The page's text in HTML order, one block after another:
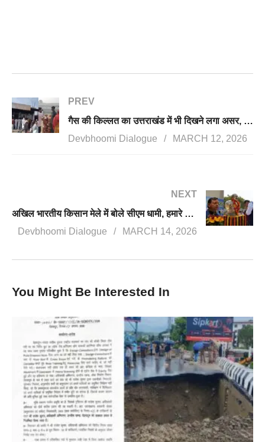
PREV
गैस की किल्लत का उत्तराखंड में भी दिखने लगा असर, ढाबे बंद, विधानसभा में भी गूंजा मामला
Devbhoomi Dialogue
MARCH 12, 2026
NEXT
अखिल भारतीय किसान मेले में बोले सीएम धामी, हमारे अन्नदाता हमारे असली नायक हैं
Devbhoomi Dialogue
MARCH 14, 2026
You Might Be Interested In